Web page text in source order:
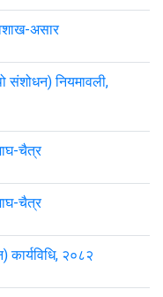
असार
संशोधन) नियमावली,
चैत्र
चैत्र
कार्यविधि, २०८२